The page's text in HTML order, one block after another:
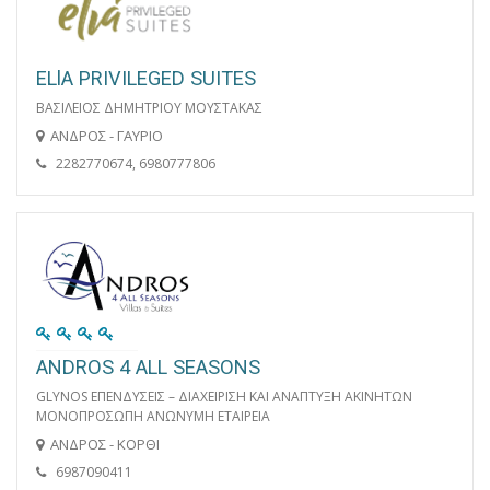
ELlA PRIVILEGED SUITES
ΒΑΣΙΛΕΙΟΣ ΔΗΜΗΤΡΙΟΥ ΜΟΥΣΤΑΚΑΣ
ΑΝΔΡΟΣ - ΓΑΥΡΙΟ
2282770674, 6980777806
ANDROS 4 ALL SEASONS
GLYNOS ΕΠΕΝΔΥΣΕΙΣ – ΔΙΑΧΕΙΡΙΣΗ ΚΑΙ ΑΝΑΠΤΥΞΗ ΑΚΙΝΗΤΩΝ
MONOΠΡΟΣΩΠΗ ΑΝΩΝΥΜΗ ΕΤΑΙΡΕΙΑ
ΑΝΔΡΟΣ - ΚΟΡΘΙ
6987090411